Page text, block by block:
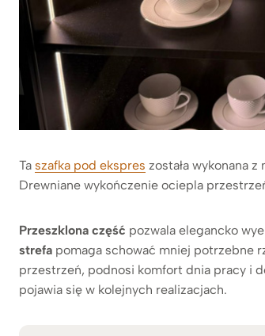
Ta szafka pod ekspres została wykonana
Drewniane wykończenie ociepla
Przeszklona część pozwala elegancko
strefa pomaga schować mniej potrzebne
przestrzeń, podnosi komfort dnia pracy i
pojawia się w kolejnych realizacjach.